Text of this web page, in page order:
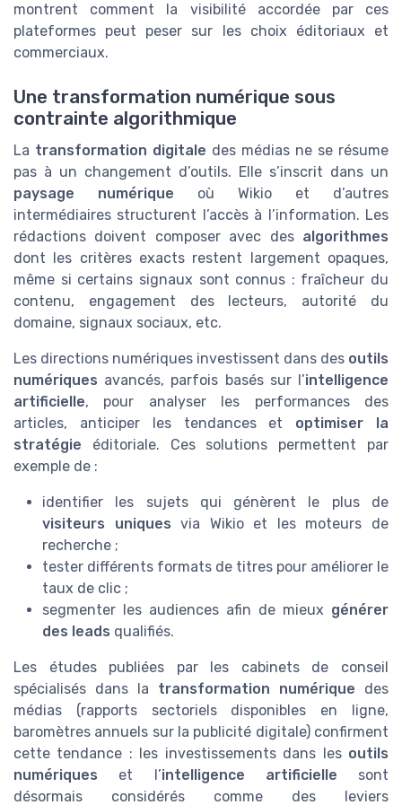
montrent comment la visibilité accordée par ces
plateformes peut peser sur les choix éditoriaux et
commerciaux.
Une transformation numérique sous
contrainte algorithmique
La transformation digitale des médias ne se résume
pas à un changement d’outils. Elle s’inscrit dans un
paysage numérique où Wikio et d’autres
intermédiaires structurent l’accès à l’information. Les
rédactions doivent composer avec des algorithmes
dont les critères exacts restent largement opaques,
même si certains signaux sont connus : fraîcheur du
contenu, engagement des lecteurs, autorité du
domaine, signaux sociaux, etc.
Les directions numériques investissent dans des outils
numériques avancés, parfois basés sur l’intelligence
artificielle, pour analyser les performances des
articles, anticiper les tendances et optimiser la
stratégie éditoriale. Ces solutions permettent par
exemple de :
identifier les sujets qui génèrent le plus de
visiteurs uniques via Wikio et les moteurs de
recherche ;
tester différents formats de titres pour améliorer le
taux de clic ;
segmenter les audiences afin de mieux générer
des leads qualifiés.
Les études publiées par les cabinets de conseil
spécialisés dans la transformation numérique des
médias (rapports sectoriels disponibles en ligne,
baromètres annuels sur la publicité digitale) confirment
cette tendance : les investissements dans les outils
numériques et l’intelligence artificielle sont
désormais considérés comme des leviers